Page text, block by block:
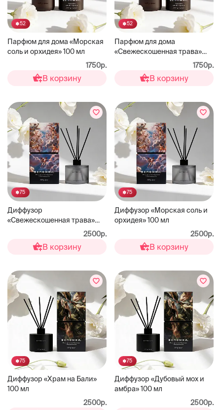
52
Парфюм для дома «Морская
соль и орхидея» 100 мл
1750р.
В корзину
52
Парфюм для дома
«Свежескошенная трава»
1750р.
В корзину
75
Диффузор
«Свежескошенная трава»
2500р.
В корзину
75
Диффузор «Морская соль и
орхидея» 100 мл
2500р.
В корзину
75
Диффузор «Храм на Бали»
100 мл
2500р.
75
Диффузор «Дубовый мох и
амбра» 100 мл
2500р.